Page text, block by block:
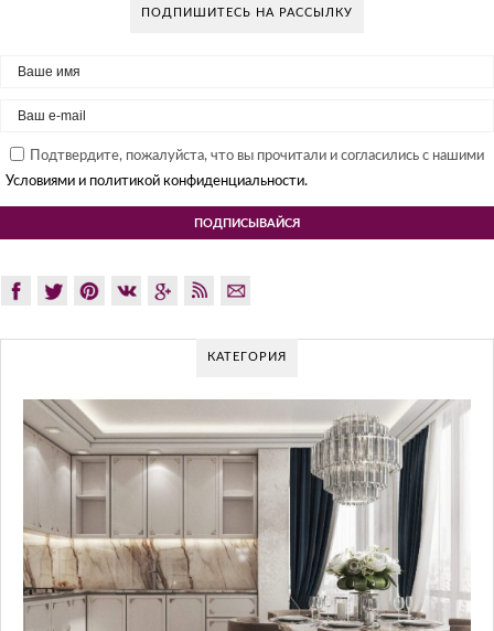
ПОДПИШИТЕСЬ НА РАССЫЛКУ
Подтвердите, пожалуйста, что вы прочитали и согласились с нашими
Условиями и политикой конфиденциальности.
КАТЕГОРИЯ